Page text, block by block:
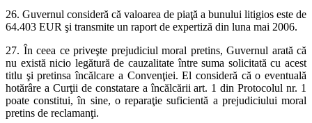
26. Guvernul consideră că valoarea de piaţă a bunului litigios este de
64.403 EUR şi transmite un raport de expertiză din luna mai 2006.
27. În ceea ce priveşte prejudiciul moral pretins, Guvernul arată că
nu există nicio legătură de cauzalitate între suma solicitată cu acest
titlu şi pretinsa încălcare a Convenţiei. El consideră că o eventuală
hotărâre a Curţii de constatare a încălcării art. 1 din Protocolul nr. 1
poate constitui, în sine, o reparaţie suficientă a prejudiciului moral
pretins de reclamanţi.